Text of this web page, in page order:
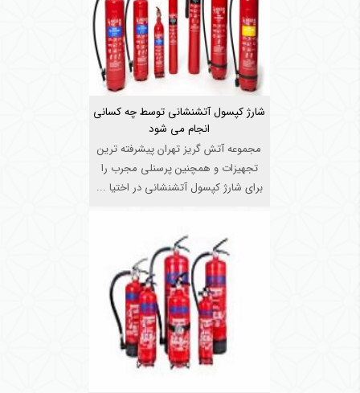
شارژ کپسول آتشنشانی توسط چه کسانی
انجام می شود
مجموعه آتش گریز تهران پیشرفته ترین
تجهیزات و همچنین پرسنلی مجرب را
برای شارژ کپسول آتشنشانی در اختیا ...